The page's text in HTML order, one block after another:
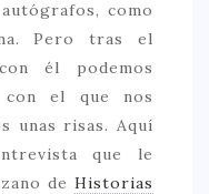
como
Pero tras el
él podemos
con el que nos
unas risas. Aquí
que le
de Historias